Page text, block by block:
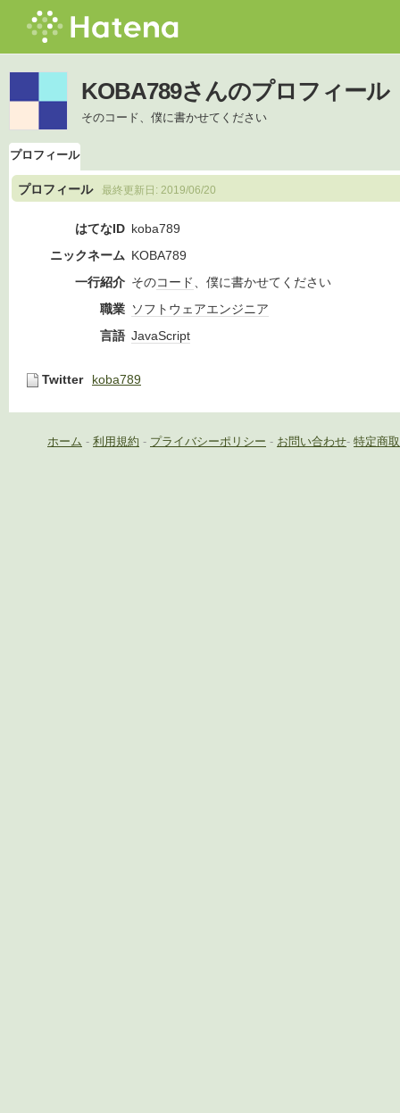
KOBA789さんのプロフィール
そのコード、僕に書かせてください
プロフィール
プロフィール 最終更新日: 2019/06/20
はてなID koba789
ニックネーム KOBA789
一行紹介 そのコード、僕に書かせてください
職業 ソフトウェアエンジニア
言語 JavaScript
Twitter koba789
ホーム - 利用規約 - プライバシーポリシー - お問い合わせ- 特定商